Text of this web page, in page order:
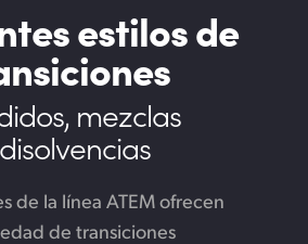
estilosde
mezclas
de la línea ATEM ofrecen
de transiciones